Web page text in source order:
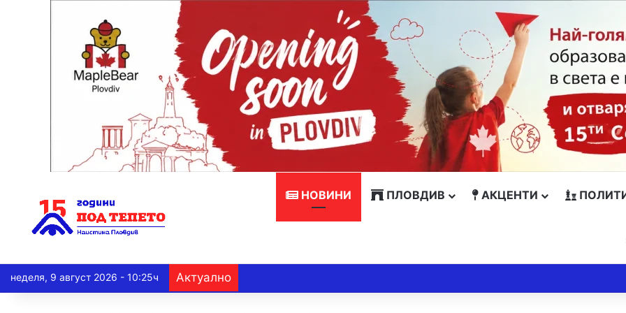
НОВИНИ ПЛОВДИВ АКЦЕНТИ
неделя, 9 август 2026 - 10:25ч Актуално